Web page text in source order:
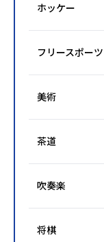
ホッケー
フリースポーツ
美術
茶道
吹奏楽
将棋